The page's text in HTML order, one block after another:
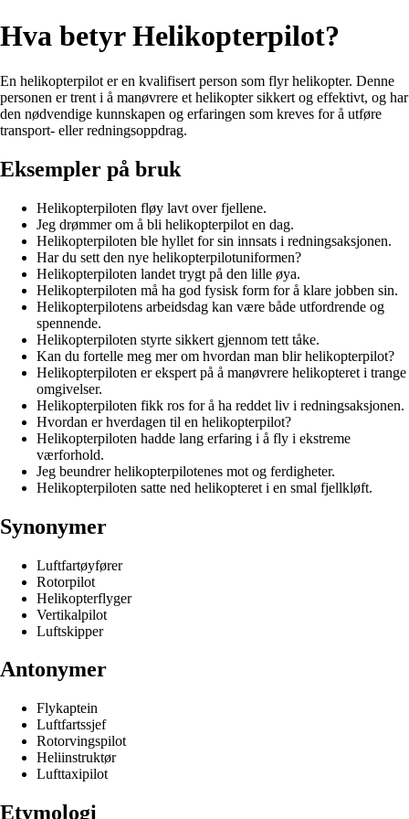
Hva betyr Helikopterpilot?
En helikopterpilot er en kvalifisert person som flyr helikopter. Denne
personen er trent i å manøvrere et helikopter sikkert og effektivt, og har
den nødvendige kunnskapen og erfaringen som kreves for å utføre
transport- eller redningsoppdrag.
Eksempler på bruk
Helikopterpiloten fløy lavt over fjellene.
Jeg drømmer om å bli helikopterpilot en dag.
Helikopterpiloten ble hyllet for sin innsats i redningsaksjonen.
Har du sett den nye helikopterpilotuniformen?
Helikopterpiloten landet trygt på den lille øya.
Helikopterpiloten må ha god fysisk form for å klare jobben sin.
Helikopterpilotens arbeidsdag kan være både utfordrende og
spennende.
Helikopterpiloten styrte sikkert gjennom tett tåke.
Kan du fortelle meg mer om hvordan man blir helikopterpilot?
Helikopterpiloten er ekspert på å manøvrere helikopteret i trange
omgivelser.
Helikopterpiloten fikk ros for å ha reddet liv i redningsaksjonen.
Hvordan er hverdagen til en helikopterpilot?
Helikopterpiloten hadde lang erfaring i å fly i ekstreme
værforhold.
Jeg beundrer helikopterpilotenes mot og ferdigheter.
Helikopterpiloten satte ned helikopteret i en smal fjellkløft.
Synonymer
Luftfartøyfører
Rotorpilot
Helikopterflyger
Vertikalpilot
Luftskipper
Antonymer
Flykaptein
Luftfartssjef
Rotorvingspilot
Heliinstruktør
Lufttaxipilot
Etymologi